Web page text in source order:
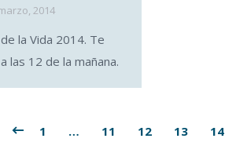
2014
la Vida 2014. Te
las 12 de la mañana.
1 … 11 12 13 14